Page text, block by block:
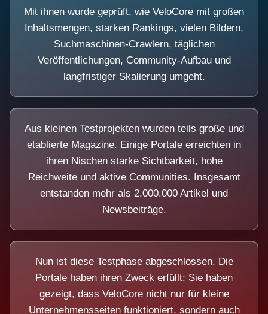
Mit ihnen wurde geprüft, wie VeloCore mit großen
Inhaltsmengen, starken Rankings, vielen Bildern,
Suchmaschinen-Crawlern, täglichen
Veröffentlichungen, Community-Aufbau und
langfristiger Skalierung umgeht.
Aus kleinen Testprojekten wurden teils große und
etablierte Magazine. Einige Portale erreichten in
ihren Nischen starke Sichtbarkeit, hohe
Reichweite und aktive Communities. Insgesamt
entstanden mehr als 2.000.000 Artikel und
Newsbeiträge.
Nun ist diese Testphase abgeschlossen. Die
Portale haben ihren Zweck erfüllt: Sie haben
gezeigt, dass VeloCore nicht nur für kleine
Unternehmensseiten funktioniert, sondern auch